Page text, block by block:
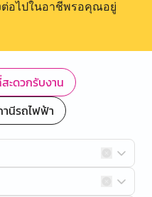
ต่อไปในอาชีพรอคุณอยู่
ะดวกรับงาน
นีรถไฟฟ้า